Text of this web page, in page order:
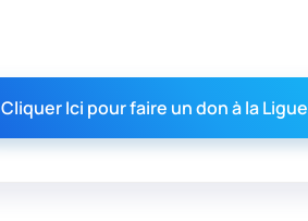
Cliquer Ici pour faire un don à la Ligue